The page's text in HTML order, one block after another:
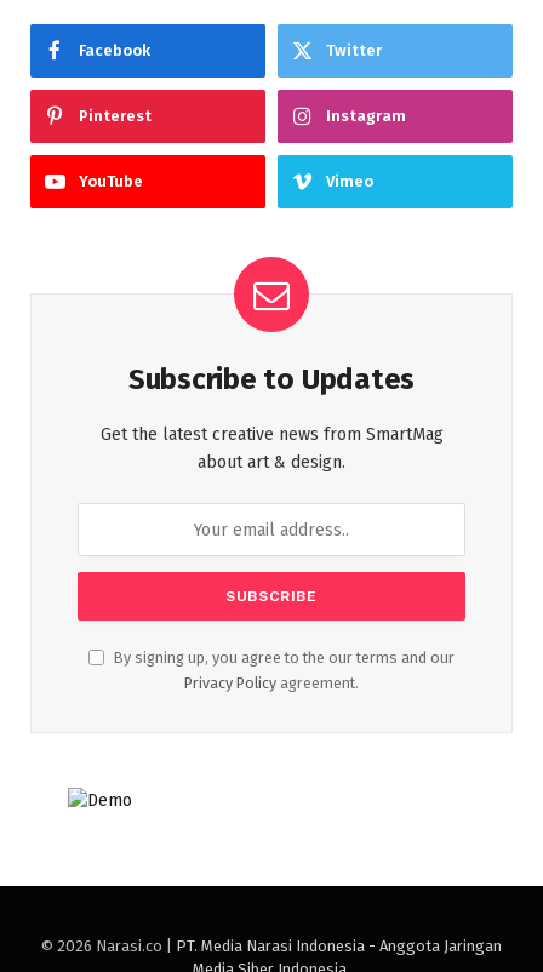
Facebook Twitter
Pinterest Instagram
YouTube Vimeo
Subscribe to Updates
Get the latest creative news from SmartMag
about art & design.
By signing up, you agree to the our terms and our
Privacy Policy agreement.
© 2026 Narasi.co | PT. Media Narasi Indonesia - Anggota Jaringan